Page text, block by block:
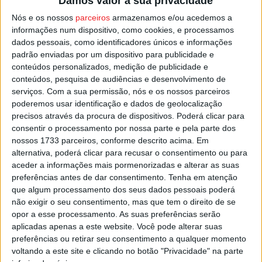
Nós e os nossos parceiros armazenamos e/ou acedemos a
informações num dispositivo, como cookies, e processamos
dados pessoais, como identificadores únicos e informações
padrão enviadas por um dispositivo para publicidade e
conteúdos personalizados, medição de publicidade e
conteúdos, pesquisa de audiências e desenvolvimento de
serviços. Com a sua permissão, nós e os nossos parceiros
poderemos usar identificação e dados de geolocalização
precisos através da procura de dispositivos. Poderá clicar para
consentir o processamento por nossa parte e pela parte dos
nossos 1733 parceiros, conforme descrito acima. Em
alternativa, poderá clicar para recusar o consentimento ou para
aceder a informações mais pormenorizadas e alterar as suas
preferências antes de dar consentimento. Tenha em atenção
que algum processamento dos seus dados pessoais poderá
não exigir o seu consentimento, mas que tem o direito de se
opor a esse processamento. As suas preferências serão
aplicadas apenas a este website. Você pode alterar suas
preferências ou retirar seu consentimento a qualquer momento
voltando a este site e clicando no botão "Privacidade" na parte
Barb
classificado, e a seis do líder, o
Portimonense
venceu todos os jogos da primeira volta.
O encontro, no Pavilhão Cidade de Viseu, está marcado
para as 17:30.
Esta e outras notícias para ouvir na Estação Diária – 96.8
FM ou em www.968.fm.
Pub
TAGS Futsal Viseu Viseu 2001